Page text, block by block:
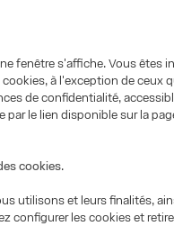
fenêtre s'affiche. Vous êtes
à l'exception de ceux
de confidentialité,
par le lien disponible sur la
cookies.
utilisons et leurs finalités,
configurer les cookies et